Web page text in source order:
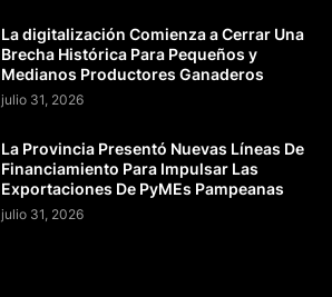
La digitalización Comienza a Cerrar Una
Brecha Histórica Para Pequeños y
Medianos Productores Ganaderos
julio 31, 2026
La Provincia Presentó Nuevas Líneas De
Financiamiento Para Impulsar Las
Exportaciones De PyMEs Pampeanas
julio 31, 2026